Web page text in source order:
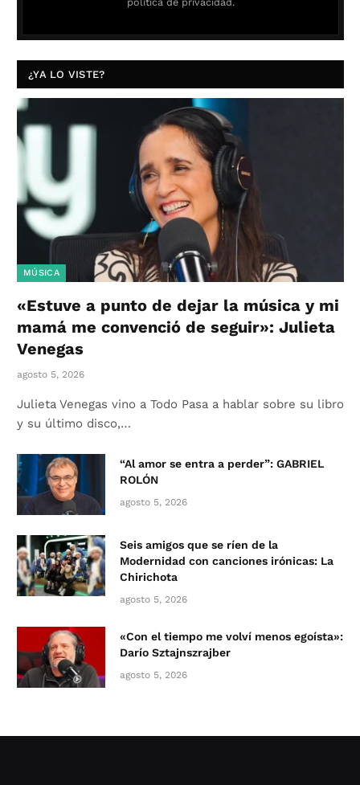
¿YA LO VISTE?
MÚSICA
«Estuve a punto de dejar la música y mi
mamá me convenció de seguir»: Julieta
Venegas
agosto 5, 2026
Julieta Venegas vino a Todo Pasa a hablar sobre su libro
y su último disco,…
“Al amor se entra a perder”: GABRIEL
ROLÓN
agosto 5, 2026
Seis amigos que se ríen de la
Modernidad con canciones irónicas: La
Chirichota
agosto 5, 2026
«Con el tiempo me volví menos egoísta»:
Darío Sztajnszrajber
agosto 5, 2026